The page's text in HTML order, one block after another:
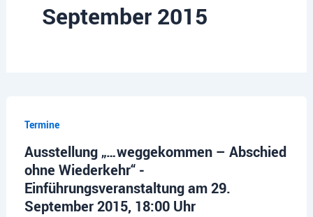
September 2015
Termine
Ausstellung „…weggekommen – Abschied
ohne Wiederkehr“ -
Einführungsveranstaltung am 29.
September 2015, 18:00 Uhr